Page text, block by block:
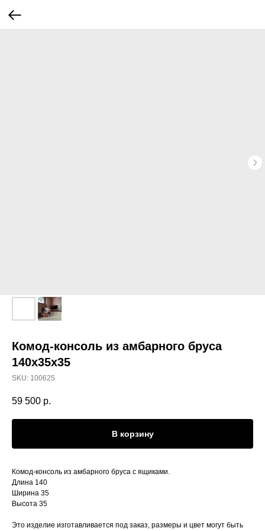
Комод-консоль из амбарного бруса
140х35х35
SKU: 100625
59 500 р.
В корзину
Комод-консоль из амбарного бруса с ящиками.
Длина 140
Ширина 35
Высота 35
Это изделие изготавливается под заказ, размеры и цвет могут быть